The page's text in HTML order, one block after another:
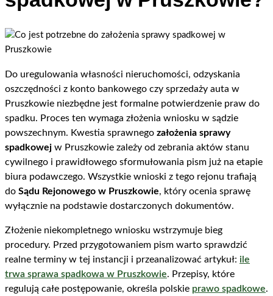
Do uregulowania własności nieruchomości, odzyskania
oszczędności z konto bankowego czy sprzedaży auta w
Pruszkowie niezbędne jest formalne potwierdzenie praw do
spadku. Proces ten wymaga złożenia wniosku w sądzie
powszechnym. Kwestia sprawnego założenia sprawy
spadkowej w Pruszkowie zależy od zebrania aktów stanu
cywilnego i prawidłowego sformułowania pism już na etapie
biura podawczego. Wszystkie wnioski z tego rejonu trafiają
do Sądu Rejonowego w Pruszkowie, który ocenia sprawę
wyłącznie na podstawie dostarczonych dokumentów.
Złożenie niekompletnego wniosku wstrzymuje bieg
procedury. Przed przygotowaniem pism warto sprawdzić
realne terminy w tej instancji i przeanalizować artykuł: ile
trwa sprawa spadkowa w Pruszkowie. Przepisy, które
regulują całe postępowanie, określa polskie prawo spadkowe.